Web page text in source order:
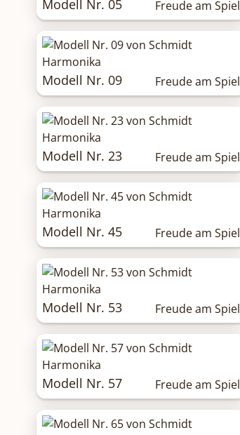
Modell Nr. 05 Freude am Spiel
Modell Nr. 09 Freude am Spiel
Modell Nr. 23 Freude am Spiel
Modell Nr. 45 Freude am Spiel
Modell Nr. 53 Freude am Spiel
Modell Nr. 57 Freude am Spiel